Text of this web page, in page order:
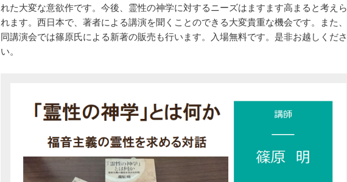
れた大変な意欲作です。今後、霊性の神学に対するニーズはますます高まると考えら
れます。西日本で、著者による講演を聞くことのできる大変貴重な機会です。また、
同講演会では篠原氏による新著の販売も行います。入場無料です。是非お越しくださ
い。